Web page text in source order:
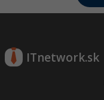
ITnetwork.sk